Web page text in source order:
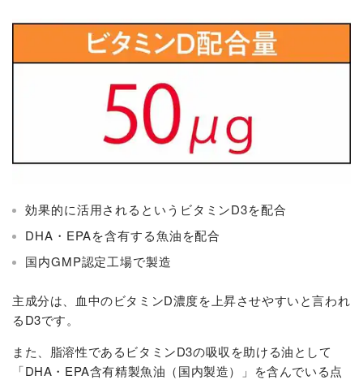
効果的に活用されるというビタミンD3を配合
DHA・EPAを含有する魚油を配合
国内GMP認定工場で製造
主成分は、血中のビタミンD濃度を上昇させやすいと言われ
るD3です。
また、脂溶性であるビタミンD3の吸収を助ける油として
「DHA・EPA含有精製魚油（国内製造）」を含んでいる点